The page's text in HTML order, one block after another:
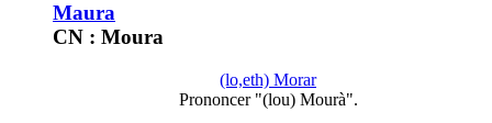
Maura
CN : Moura
(lo,eth) Morar
Prononcer "(lou) Mourà".